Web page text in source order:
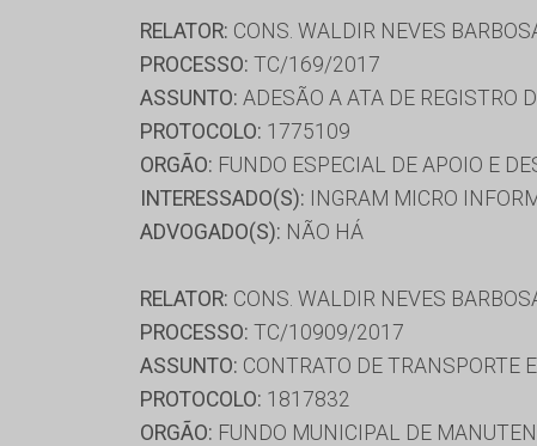
RELATOR: CONS. WALDIR NEVES
PROCESSO: TC/169/2017
ASSUNTO: ADESÃO A ATA DE REGISTRO
PROTOCOLO: 1775109
ORGÃO: FUNDO ESPECIAL DE APOIO E
INTERESSADO(S): INGRAM MICRO
ADVOGADO(S): NÃO HÁ
RELATOR: CONS. WALDIR NEVES
PROCESSO: TC/10909/2017
ASSUNTO: CONTRATO DE TRANSPORTE
PROTOCOLO: 1817832
ORGÃO: FUNDO MUNICIPAL DE